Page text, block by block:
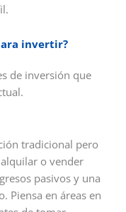
invertir?
de inversión que
tradicional pero
o vender
pasivos y una
Piensa en áreas en